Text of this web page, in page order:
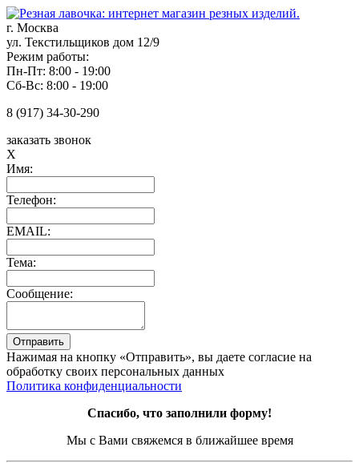
г. Москва
ул. Текстильщиков дом 12/9
Режим работы:
Пн-Пт: 8:00 - 19:00
Сб-Вс: 8:00 - 19:00
8 (917) 34-30-290
заказать звонок
X
Имя:
Телефон:
EMAIL:
Тема:
Сообщение:
Нажимая на кнопку «Отправить», вы даете согласие на
обработку своих персональных данных
Политика конфиденциальности
Спасибо, что заполнили форму!
Мы с Вами свяжемся в ближайшее время